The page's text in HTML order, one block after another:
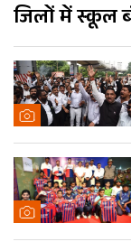
जिलों में स्कूल
गर्म शहर